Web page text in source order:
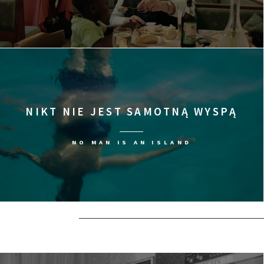
NIKT NIE JEST SAMOTNĄ WYSPĄ
NO MAN IS AN ISLAND